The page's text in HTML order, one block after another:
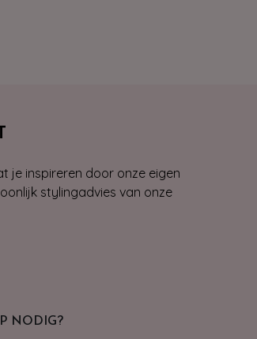
je inspireren door onze eigen
stylingadvies van onze
NODIG?